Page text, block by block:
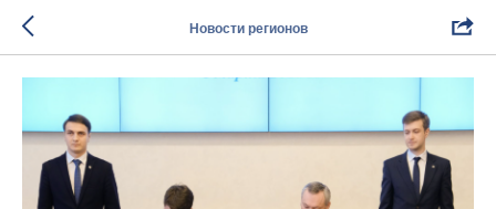
Новости регионов